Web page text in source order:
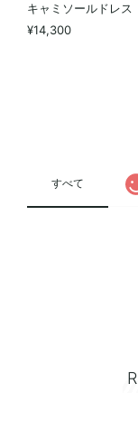
キャミソールドレス
¥14,300
すべて